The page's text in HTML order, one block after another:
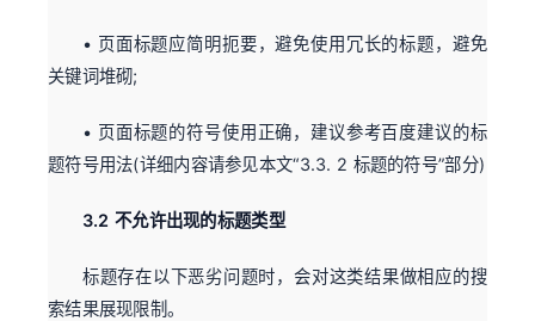
• 页面标题应简明扼要，避免使用冗长的标题，避免
关键词堆砌;
• 页面标题的符号使用正确，建议参考百度建议的标
题符号用法(详细内容请参见本文“3.3. 2 标题的符号”部分)
3.2 不允许出现的标题类型
标题存在以下恶劣问题时，会对这类结果做相应的搜
索结果展现限制。